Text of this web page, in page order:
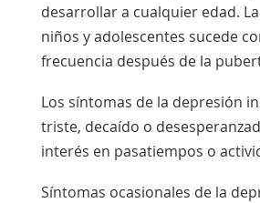
desarrollar a cualquier edad.
niños y adolescentes sucede
frecuencia después de la
Los síntomas de la depresión
triste, decaído o
interés en pasatiempos o
Síntomas ocasionales de la